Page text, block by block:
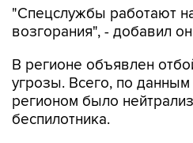
"Спецслужбы работают
возгорания", - добавил
В регионе объявлен
угрозы. Всего, по
регионом было
беспилотника.